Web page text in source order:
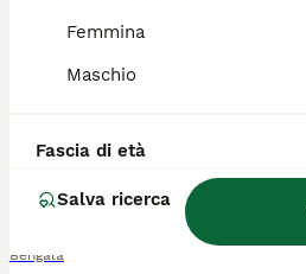
Femmina
Maschio
Fascia di età
Salva ricerca
Allevatore con Affisso
Gattina Bengala dolcissima
Bengala